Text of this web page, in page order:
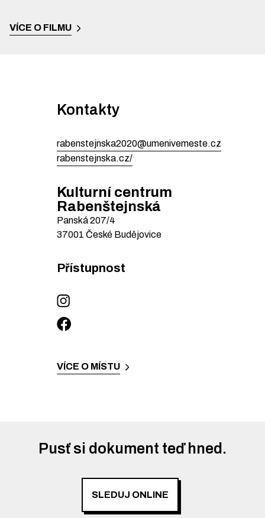
VÍCE O FILMU
Kontakty
rabenstejnska2020@umenivemeste.cz
rabenstejnska.cz/
Kulturní centrum
Rabenštejnská
Panská207/4
37001 České Budějovice
Přístupnost
VÍCE O MÍSTU
Pusť si dokument teď hned.
SLEDUJ ONLINE